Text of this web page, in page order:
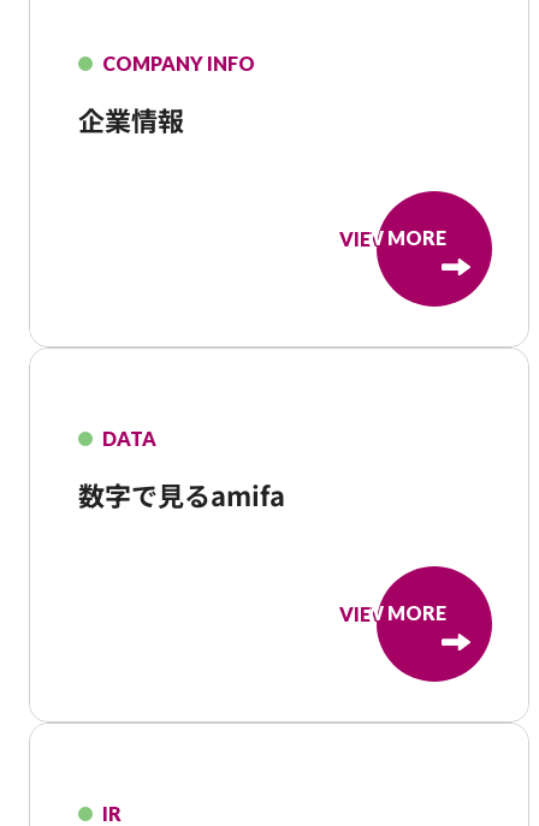
COMPANY INFO
企業情報
VIEW MORE
VIEW MORE
DATA
数字で見るamifa
VIEW MORE
VIEW MORE
IR